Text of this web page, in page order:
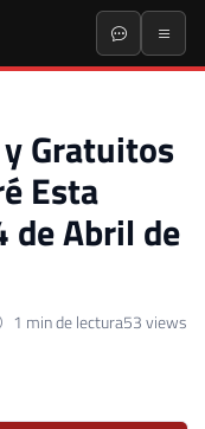
Gratuitos
Esta
de Abril de
1 min de lectura53 views